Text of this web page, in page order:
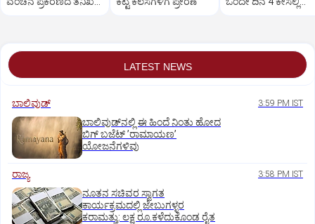
LATEST NEWS
ಬಾಲಿವುಡ್‌ 3:59 PM IST
ಬಾಲಿವುಡ್‌ನಲ್ಲಿ ಈ ಹಿಂದೆ ನಿಂತು ಹೋದ
ಬಿಗ್‌ ಬಜೆಟ್ ʼರಾಮಾಯಣʼ‌
ಯೋಜನೆಗಳಿವು
ರಾಜ್ಯ 3:58 PM IST
ನೂತನ ಸಚಿವರ ಸ್ವಾಗತ
ಕಾರ್ಯಕ್ರಮದಲ್ಲಿ ಜೇಬುಗಳ್ಳರ
ಕರಾಮತ್ತು: ಲಕ್ಷ ರೂ.ಕಳೆದುಕೊಂಡ ರೈತ